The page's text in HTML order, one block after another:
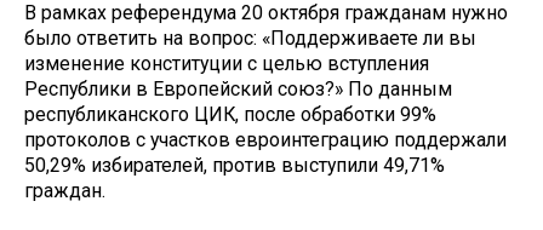
В рамках референдума 20 октября гражданам нужно
было ответить на вопрос: «Поддерживаете ли вы
изменение конституции с целью вступления
Республики в Европейский союз?» По данным
республиканского ЦИК, после обработки 99%
протоколов с участков евроинтеграцию поддержали
50,29% избирателей, против выступили 49,71%
граждан.